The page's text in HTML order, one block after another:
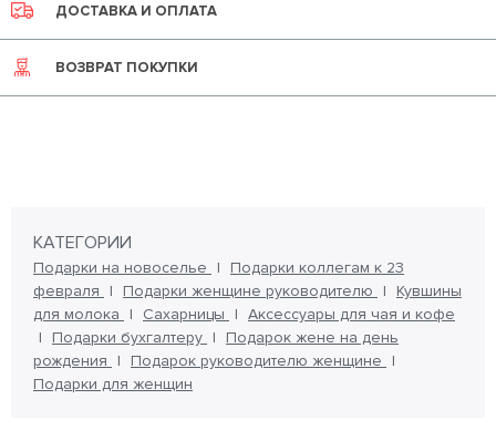
ДОСТАВКА И ОПЛАТА
ВОЗВРАТ ПОКУПКИ
КАТЕГОРИИ
Подарки на новоселье
Подарки коллегам к 23
февраля
Подарки женщине руководителю
Кувшины
для молока
Сахарницы
Аксессуары для чая и кофе
Подарки бухгалтеру
Подарок жене на день
рождения
Подарок руководителю женщине
Подарки для женщин